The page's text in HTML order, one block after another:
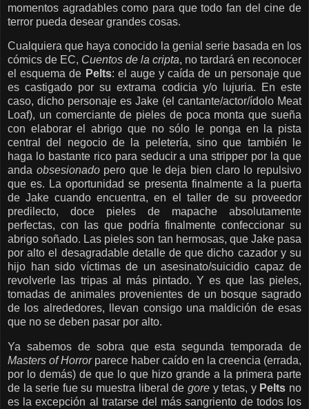
momentos agradables como para que todo fan del cine de
terror pueda desear grandes cosas.
Cualquiera que haya conocido la genial serie basada en los
cómics de EC, Cuentos de la cripta, no tardará en reconocer
el esquema de Pelts: el auge y caída de un personaje que
es castigado por su extrama codicia y/o lujuria. En este
caso, dicho personaje es Jake (el cantante/actor/ídolo Meat
Loaf), un comerciante de pieles de poca monta que sueña
con elaborar el abrigo que no sólo le ponga en la pista
central del negocio de la peletería, sino que también le
haga lo bastante rico para seducir a una stripper por la que
anda obsesionadopero que le deja bien claro lo repulsivo
que es. La oportunidad se presenta finalmente a la puerta
de Jake cuando encuentra, en el taller de su proveedor
predilecto, doce pieles de mapache absolutamente
perfectas, con las que podría finalmente confeccionar su
abrigo soñado. Las pieles son tan hermosas, que Jake pasa
por alto el desagradable detalle de que dicho cazador y su
hijo han sido víctimas de un asesinato/suicidio capaz de
revolverle las tripas al más pintado. Y es que las pieles,
tomadas de animales provenientes de un bosque sagrado
de los alrededores, llevan consigo una maldición de esas
que no se deben pasar por alto.
Ya sabemos de sobra que esta segunda temporada de
Masters of Horrorparece haber caído en la creencia (errada,
por lo demás) de que lo que hizo grande a la primera parte
de la serie fue su muestra liberal de gore y tetas, y Pelts no
es la excepción al tratarse del más sangriento de todos los